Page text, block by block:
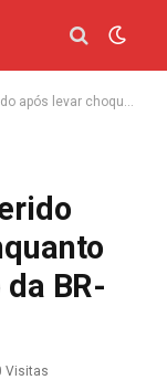
atravessava canteiro da BR-153
BR-
Visitas